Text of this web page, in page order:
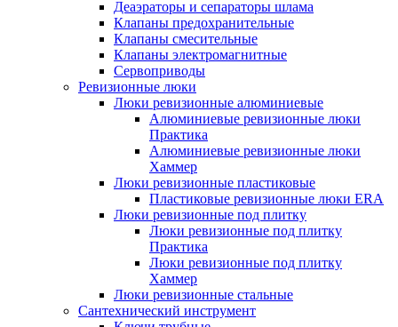
Деаэраторы и сепараторы шлама
Клапаны предохранительные
Клапаны смесительные
Клапаны электромагнитные
Сервоприводы
Ревизионные люки
Люки ревизионные алюминиевые
Алюминиевые ревизионные люки
Практика
Алюминиевые ревизионные люки
Хаммер
Люки ревизионные пластиковые
Пластиковые ревизионные люки ERA
Люки ревизионные под плитку
Люки ревизионные под плитку
Практика
Люки ревизионные под плитку
Хаммер
Люки ревизионные стальные
Сантехнический инструмент